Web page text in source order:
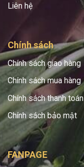
Liên hệ
Chính sách
Chính sách giao hàng
Chính sách mua hàng
Chính sách thanh toán
Chính sách bảo mật
FANPAGE